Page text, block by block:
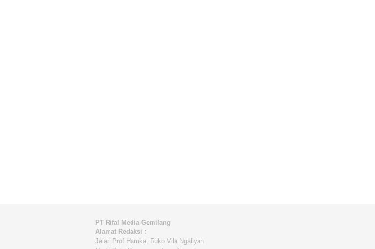
PT Rifal Media Gemilang
Alamat Redaksi :
Jalan Prof Hamka, Ruko Vila Ngaliyan